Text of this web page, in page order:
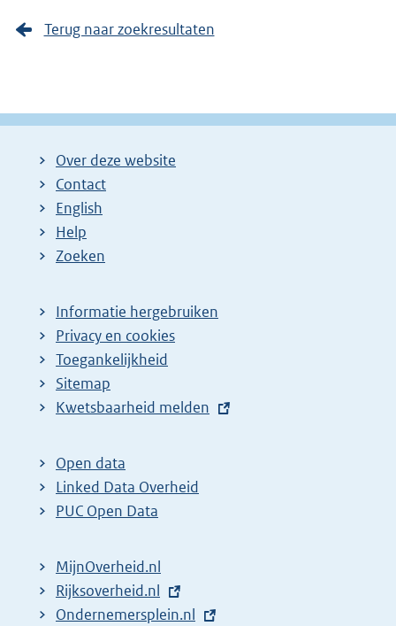
Terug naar zoekresultaten
Over deze website
Contact
English
Help
Zoeken
Informatie hergebruiken
Privacy en cookies
Toegankelijkheid
Sitemap
E
t
e
r
l
i
Kwetsbaarheid melden
Open data
Linked Data Overheid
PUC Open Data
MijnOverheid.nl
E
x
Rijksoverheid.nl
E
Ondernemersplein.nl